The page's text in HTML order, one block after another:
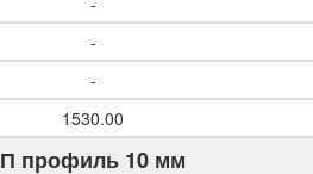
-
-
1530.00
П профиль 10 мм